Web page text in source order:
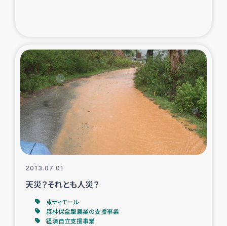
2013.07.01
天災？それとも人災？
東ティモール
森林保全型農業の支援事業
経済自立支援事業